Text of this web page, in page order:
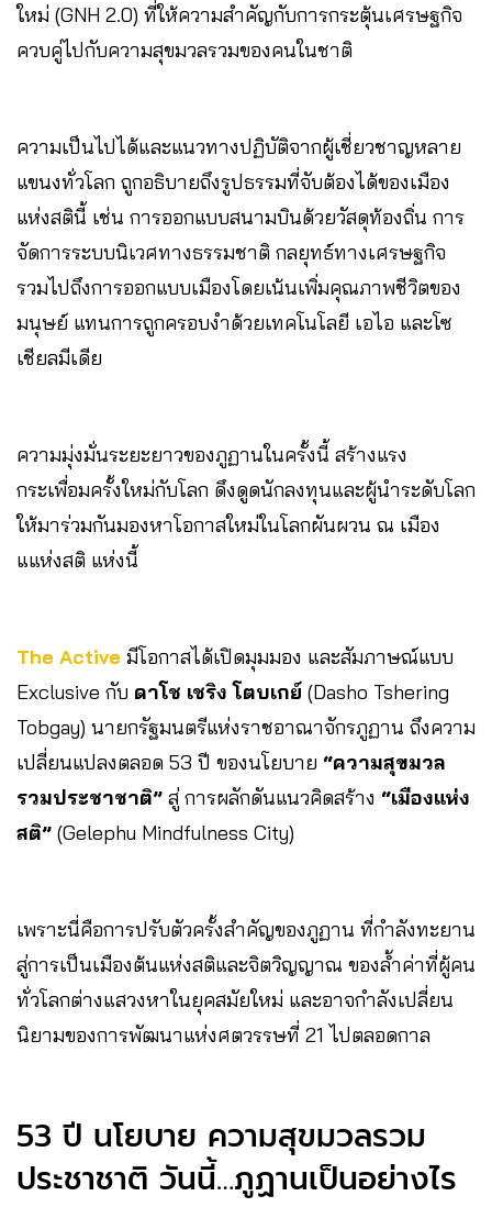
ใหม่ (GNH 2.0) ที่ให้ความสำคัญกับการกระตุ้นเศรษฐกิจ
ควบคู่ไปกับความสุขมวลรวมของคนในชาติ
ความเป็นไปได้และแนวทางปฏิบัติจากผู้เชี่ยวชาญหลาย
แขนงทั่วโลก ถูกอธิบายถึงรูปธรรมที่จับต้องได้ของเมือง
แห่งสตินี้ เช่น การออกแบบสนามบินด้วยวัสดุท้องถิ่น การ
จัดการระบบนิเวศทางธรรมชาติ กลยุทธ์ทางเศรษฐกิจ
รวมไปถึงการออกแบบเมืองโดยเน้นเพิ่มคุณภาพชีวิตของ
มนุษย์ แทนการถูกครอบงำด้วยเทคโนโลยี เอไอ และโซ
เชียลมีเดีย
ความมุ่งมั่นระยะยาวของภูฏานในครั้งนี้ สร้างแรง
กระเพื่อมครั้งใหม่กับโลก ดึงดูดนักลงทุนและผู้นำระดับโลก
ให้มาร่วมกันมองหาโอกาสใหม่ในโลกผันผวน ณ เมือง
แแห่งสติ แห่งนี้
The Active มีโอกาสได้เปิดมุมมอง และสัมภาษณ์แบบ
Exclusive กับ ดาโช เชริง โตบเกย์ (Dasho Tshering
Tobgay) นายกรัฐมนตรีแห่งราชอาณาจักรภูฏาน ถึงความ
เปลี่ยนแปลงตลอด 53 ปี ของนโยบาย “ความสุขมวล
รวมประชาชาติ” สู่ การผลักดันแนวคิดสร้าง “เมืองแห่ง
สติ” (Gelephu Mindfulness City)
เพราะนี่คือการปรับตัวครั้งสำคัญของภูฏาน ที่กำลังทะยาน
สู่การเป็นเมืองต้นแห่งสติและจิตวิญญาณ ของล้ำค่าที่ผู้คน
ทั่วโลกต่างแสวงหาในยุคสมัยใหม่ และอาจกำลังเปลี่ยน
นิยามของการพัฒนาแห่งศตวรรษที่ 21 ไปตลอดกาล
53 ปี นโยบาย ความสุขมวลรวม
ประชาชาติ วันนี้…ภูฏานเป็นอย่างไร